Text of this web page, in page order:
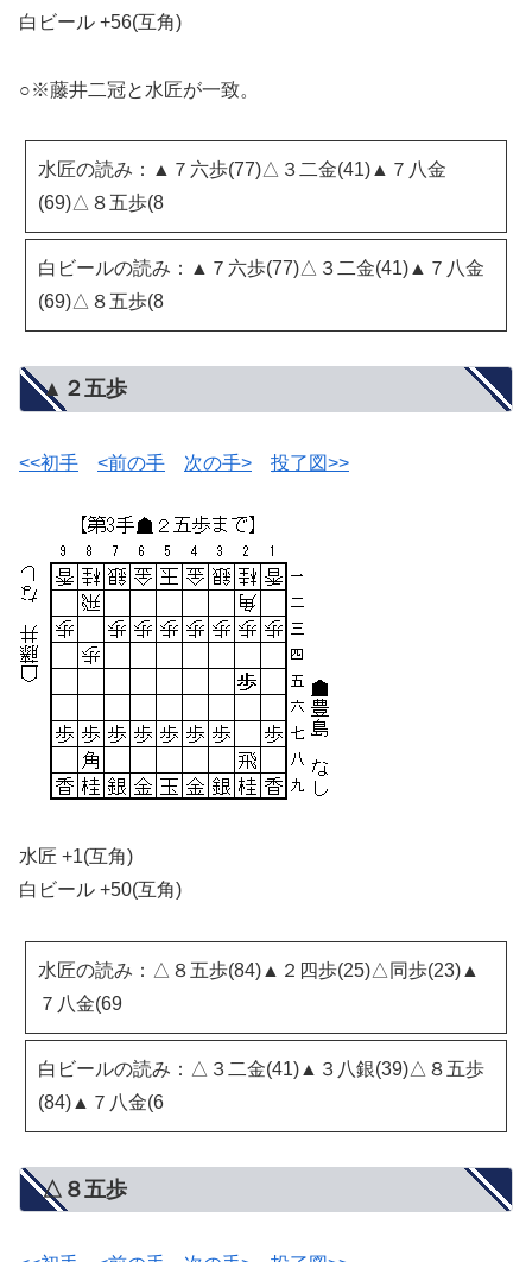
白ビール +56(互角)
○※藤井二冠と水匠が一致。
水匠の読み：▲７六歩(77)△３二金(41)▲７八金
(69)△８五歩(8
白ビールの読み：▲７六歩(77)△３二金(41)▲７八金
(69)△８五歩(8
▲２五歩
<<初手 <前の手 次の手> 投了図>>
水匠 +1(互角)
白ビール +50(互角)
水匠の読み：△８五歩(84)▲２四歩(25)△同歩(23)▲
７八金(69
白ビールの読み：△３二金(41)▲３八銀(39)△８五歩
(84)▲７八金(6
△８五歩